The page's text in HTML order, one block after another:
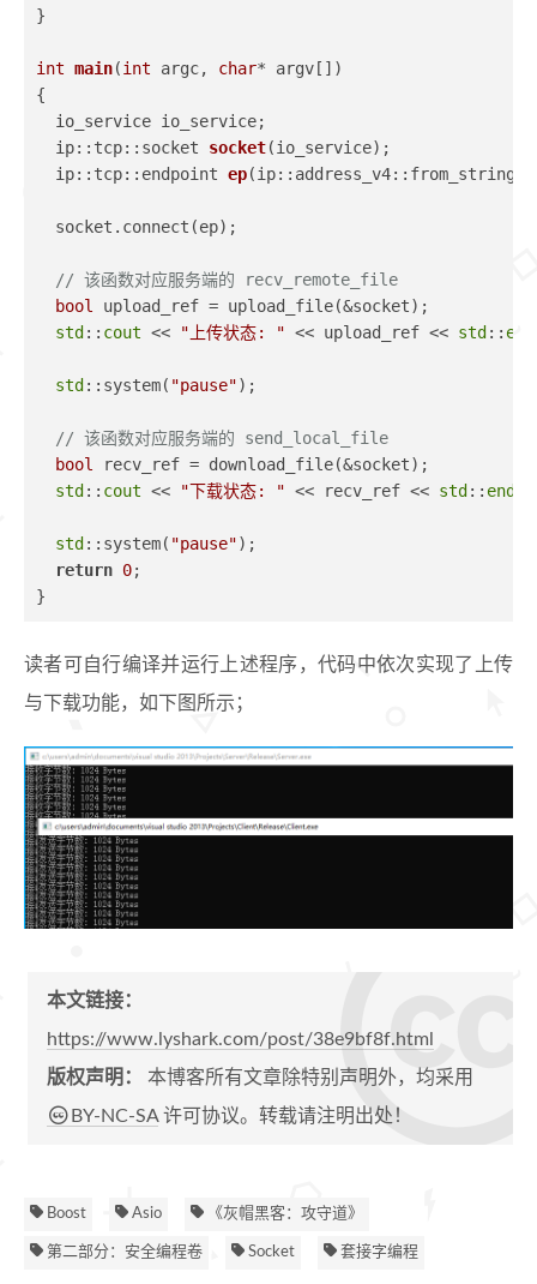
}
int main(int argc, char* argv[])
{
  io_service io_service;
  ip::tcp::socket
socket(io_service) ;
  ip::tcp::endpoint
ep(ip::address_v4::from_string(
  socket.connect(ep);
// 该函数对应服务端的 recv_remote_file
bool
upload_ref = upload_file(&socket);
std :: cout << "上传状态: " << upload_ref << std ::
std ::system( "pause");
// 该函数对应服务端的 send_local_file
bool
recv_ref = download_file(&socket);
std :: cout << "下载状态: " << recv_ref << std :: endl
std ::system( "pause");
return 0;
}
读者可自行编译并运行上述程序，代码中依次实现了上传
与下载功能，如下图所示；
本文链接：
https://www.lyshark.com/post/38e9bf8f.html
版权声明： 本博客所有文章除特别声明外，均采用
BY-NC-SA许可协议。转载请注明出处！
Boost Asio 《灰帽黑客：攻守道》
第二部分：安全编程卷 Socket 套接字编程